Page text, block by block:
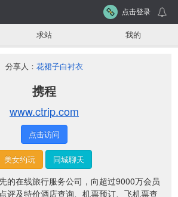
点击登录
求站 我的
分享人： 花裙子白衬衣
携程
www.ctrip.com
点击访问
美女约玩 同城聊天
的在线旅行服务公司，向超过9000万会员
评及特价酒店查询、机票预订、飞机票查